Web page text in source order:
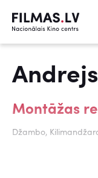
Montāžas
Džambo,